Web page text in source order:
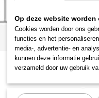
Productcode
EAN code
Netto
Ventiel 5/
3/8''.
Op deze website
Cookies worden door ons
functies en het
media-, advertentie- en
kunnen deze informatie
verzameld door uw gebruik